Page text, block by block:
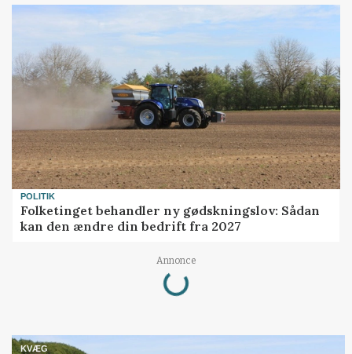
POLITIK
Folketinget behandler ny gødskningslov: Sådan
kan den ændre din bedrift fra 2027
Annonce
Loading...
KVÆG